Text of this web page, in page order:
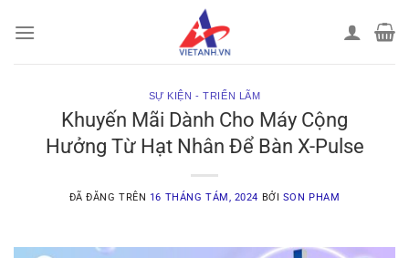
đến
SỰ KIỆN - TRIỂN LÃM
Khuyến Mãi Dành Cho Máy Cộng
Hưởng Từ Hạt Nhân Để Bàn X-Pulse
ĐÃ ĐĂNG TRÊN 16 THÁNG TÁM, 2024 BỞI SON PHAM